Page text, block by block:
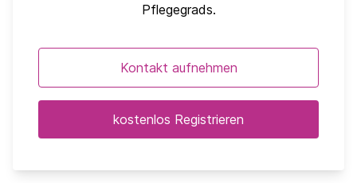
Pflegegrads.
Kontakt aufnehmen
kostenlos Registrieren